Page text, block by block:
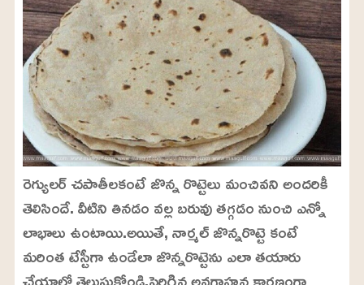
రెగ్యులర్ చపాతీలకంటే జొన్న రొట్టెలు మంచివని అందరికీ
తెలిసిందే. వీటిని తినడం వల్ల బరువు తగ్గడం నుంచి ఎన్నో
లాభాలు ఉంటాయి.అయితే, నార్మల్ జొన్నరొట్టె కంటే
మరింత టేస్టీగా ఉండేలా జొన్నరొట్టెను ఎలా తయారు